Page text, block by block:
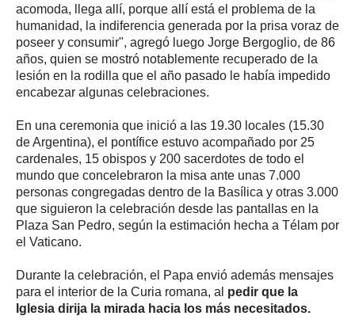
acomoda, llega allí, porque allí está el problema de la
humanidad, la indiferencia generada por la prisa voraz de
poseer y consumir", agregó luego Jorge Bergoglio, de 86
años, quien se mostró notablemente recuperado de la
lesión en la rodilla que el año pasado le había impedido
encabezar algunas celebraciones.
En una ceremonia que inició a las 19.30 locales (15.30
de Argentina), el pontífice estuvo acompañado por 25
cardenales, 15 obispos y 200 sacerdotes de todo el
mundo que concelebraron la misa ante unas 7.000
personas congregadas dentro de la Basílica y otras 3.000
que siguieron la celebración desde las pantallas en la
Plaza San Pedro, según la estimación hecha a Télam por
el Vaticano.
Durante la celebración, el Papa envió además mensajes
para el interior de la Curia romana, al pedir que la
Iglesia dirija la mirada hacia los más necesitados.